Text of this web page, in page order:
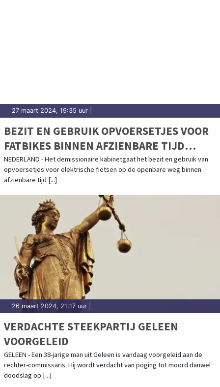
27 maart 2024, 19:35 uur
BEZIT EN GEBRUIK OPVOERSETJES VOOR
FATBIKES BINNEN AFZIENBARE TIJD
VERBODEN
NEDERLAND - Het demissionaire kabinetgaat het bezit en gebruik van
opvoersetjes voor elektrische fietsen op de openbare weg binnen
afzienbare tijd [...]
26 maart 2024, 21:17 uur
VERDACHTE STEEKPARTIJ GELEEN
VOORGELEID
GELEEN - Een 38-jarige man uit Geleen is vandaag voorgeleid aan de
rechter-commissaris. Hij wordt verdacht van poging tot moord danwel
doodslag op [...]